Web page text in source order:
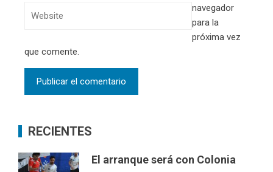
navegador
para la
próxima vez
que comente.
RECIENTES
El arranque será con Colonia